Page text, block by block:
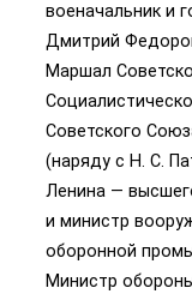
военачальник и
Дмитрий
Маршал
Советского
(наряду с Н. С.
Ленина —
и министр
оборонной
Министр